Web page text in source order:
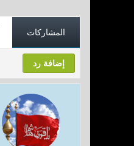
المشاركات
إضافة رد